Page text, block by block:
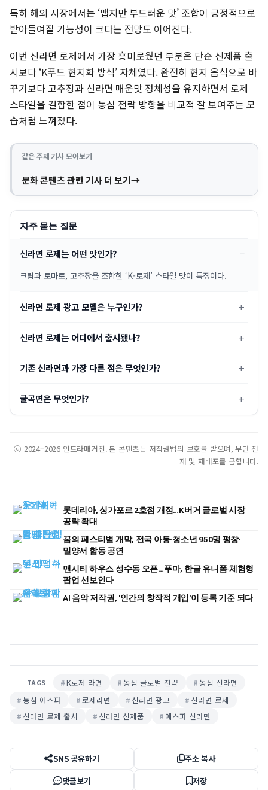
특히 해외 시장에서는 ‘맵지만 부드러운 맛’ 조합이 긍정적으로
받아들여질 가능성이 크다는 전망도 이어진다.
이번 신라면 로제에서 가장 흥미로웠던 부분은 단순 신제품 출
시보다 ‘K푸드 현지화 방식’ 자체였다. 완전히 현지 음식으로 바
꾸기보다 고추장과 신라면 매운맛 정체성을 유지하면서 로제
스타일을 결합한 점이 농심 전략 방향을 비교적 잘 보여주는 모
습처럼 느껴졌다.
같은 주제 기사 모아보기
문화 콘텐츠 관련 기사 더 보기
자주 묻는 질문
신라면 로제는 어떤 맛인가?
크림과 토마토, 고추장을 조합한 ‘K-로제’ 스타일 맛이 특징이다.
신라면 로제 광고 모델은 누구인가?
신라면 로제는 어디에서 출시됐나?
기존 신라면과 가장 다른 점은 무엇인가?
굴곡면은 무엇인가?
ⓒ 2024–2026 인트라매거진. 본 콘텐츠는 저작권법의 보호를 받으며, 무단 전
재 및 재배포를 금합니다.
롯데리아, 싱가포르 2호점 개점…K버거 글로벌 시장
공략 확대
꿈의 페스티벌 개막, 전국 아동·청소년 950명 평창·
밀양서 합동 공연
맨시티 하우스 성수동 오픈…푸마, 한글 유니폼·체험형
팝업 선보인다
AI 음악 저작권, '인간의 창작적 개입'이 등록 기준 되다
TAGS K로제 라면 농심 글로벌 전략
농심 신라면
농심 에스파
로제라면 신라면 광고
신라면 로제
신라면 로제 출시
신라면 신제품 에스파 신라면
SNS 공유하기
주소 복사
댓글보기
저장